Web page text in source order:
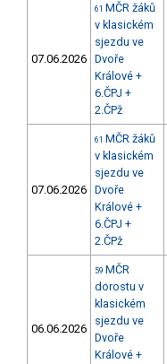
07.06.2026
61 MČR žáků
v klasickém
sjezdu ve
Dvoře
Králové +
6.ČPJ +
2.ČPž
07.06.2026
61 MČR žáků
v klasickém
sjezdu ve
Dvoře
Králové +
6.ČPJ +
2.ČPž
06.06.2026
59 MČR
dorostu v
klasickém
sjezdu ve
Dvoře
Králové +